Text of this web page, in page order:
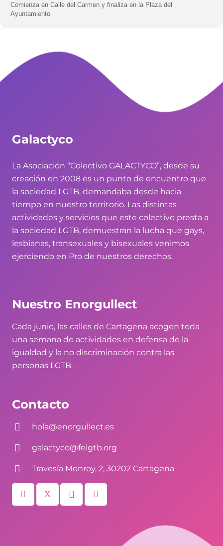
Comienza en Calle del Carmen y finaliza en la Plaza del
Ayuntamiento
Galactyco
La Asociación “Colectivo GALACTYCO”, desde su
creación en 2008 es un punto de encuentro que
la sociedad LGTB, demandaba desde hacia
tiempo en nuestro territorio. Las distintas
actividades y servicios que este colectivo presta a
la sociedad LGTB, demuestran la lucha que gays,
lesbianas, transexuales y bisexuales venimos
ejerciendo en Pro de nuestros derechos.
Nuestro Enorgullect
Cada junio, las calles de Cartagena acogen toda
una semana de actividades en defensa de la
igualdad y la no discriminación contra las
personas LGTB.
Contacto
hola@enorgullect.es
galactyco@felgtb.org
Travesía Monroy, 2, 30202 Cartagena